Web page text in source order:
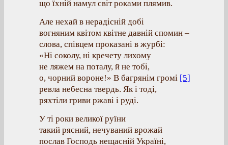
що їхній намул світ роками плямив.
Але нехай в нерадісній добі
вогняним квітом квітне давній спомин –
слова, співцем проказані в журбі:
«Ні соколу, ні кречету лихому
не ляжем на поталу, й не тобі,
о, чорний вороне!» В багрянім громі [5]
ревла небесна твердь. Як і тоді,
ряхтіли гриви ржаві і руді.
У ті роки великої руїни
такий рясний, нечуваний врожай
послав Господь нещасній Україні,